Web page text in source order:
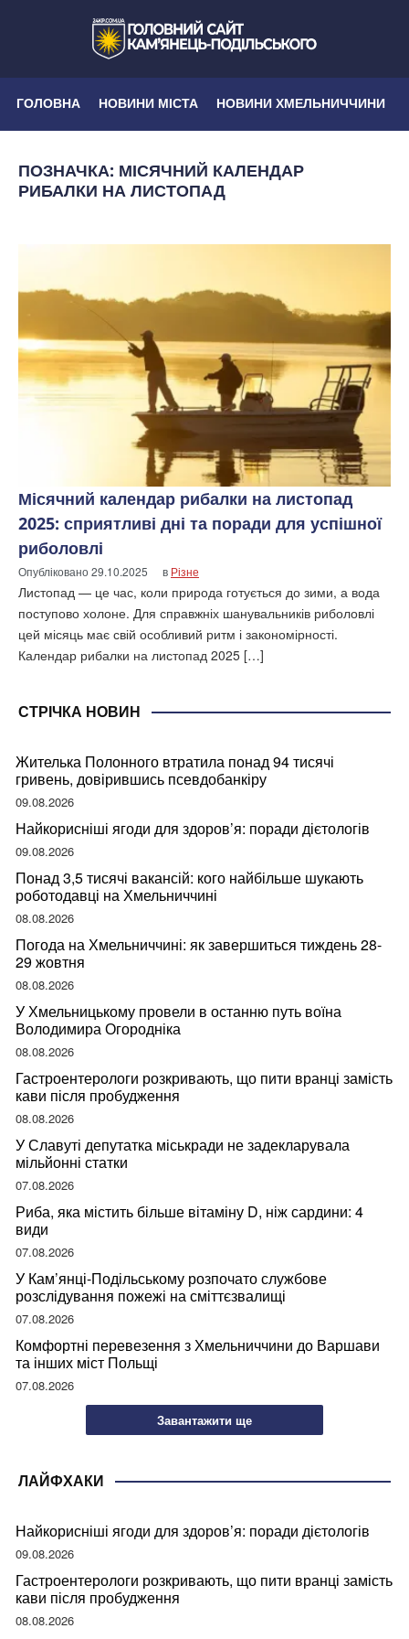
ГОЛОВНА НОВИНИ МІСТА НОВИНИ ХМЕЛЬНИЧЧИНИ
ПОЗНАЧКА: МІСЯЧНИЙ КАЛЕНДАР
РИБАЛКИ НА ЛИСТОПАД
Місячний календар рибалки на листопад
2025: сприятливі дні та поради для успішної
риболовлі
Опубліковано29.10.2025 в Різне
Листопад — це час, коли природа готується до зими, а вода
поступово холоне. Для справжніх шанувальників риболовлі
цей місяць має свій особливий ритм і закономірності.
Календар рибалки на листопад 2025 […]
СТРІЧКА НОВИН
Жителька Полонного втратила понад 94 тисячі
гривень, довірившись псевдобанкіру
09.08.2026
Найкорисніші ягоди для здоров’я: поради дієтологів
09.08.2026
Понад 3,5 тисячі вакансій: кого найбільше шукають
роботодавці на Хмельниччині
08.08.2026
Погода на Хмельниччині: як завершиться тиждень 28-
29 жовтня
08.08.2026
У Хмельницькому провели в останню путь воїна
Володимира Огородніка
08.08.2026
Гастроентерологи розкривають, що пити вранці замість
кави після пробудження
08.08.2026
У Славуті депутатка міськради не задекларувала
мільйонні статки
07.08.2026
Риба, яка містить більше вітаміну D, ніж сардини: 4
види
07.08.2026
У Кам’янці-Подільському розпочато службове
розслідування пожежі на сміттєзвалищі
07.08.2026
Комфортні перевезення з Хмельниччини до Варшави
та інших міст Польщі
07.08.2026
Завантажити ще
ЛАЙФХАКИ
Найкорисніші ягоди для здоров’я: поради дієтологів
09.08.2026
Гастроентерологи розкривають, що пити вранці замість
кави після пробудження
08.08.2026